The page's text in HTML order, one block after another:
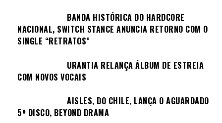
BANDA HISTÓRICA DO HARDCORE
NACIONAL, SWITCH STANCE ANUNCIA RETORNO COM O
SINGLE “RETRATOS”
URANTIA RELANÇA ÁLBUM DE ESTREIA
COM NOVOS VOCAIS
AISLES, DO CHILE, LANÇA O AGUARDADO
5º DISCO, BEYOND DRAMA